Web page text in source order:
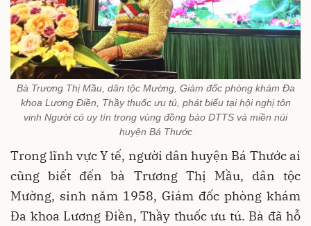
Bà Trương Thị Mầu, dân tộc Mường, Giám đốc phòng khám Đa
khoa Lương Điền, Thầy thuốc ưu tú, phát biểu tại hội nghị tôn
vinh Người có uy tín trong vùng đồng bào DTTS và miền núi
huyện Bá Thước
Trong lĩnh vực Y tế, người dân huyện Bá Thước ai
cũng biết đến bà Trương Thị Mầu, dân tộc
Mường, sinh năm 1958, Giám đốc phòng khám
Đa khoa Lương Điền, Thầy thuốc ưu tú. Bà đã hỗ